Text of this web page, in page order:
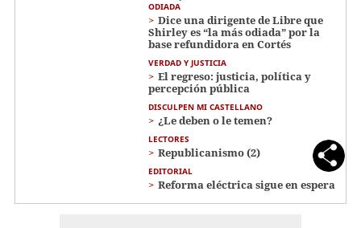
ODIADA
Dice una dirigente de Libre que
Shirley es “la más odiada” por la
base refundidora en Cortés
VERDAD Y JUSTICIA
El regreso: justicia, política y
percepción pública
DISCULPEN MI CASTELLANO
¿Le deben o le temen?
LECTORES
Republicanismo (2)
EDITORIAL
Reforma eléctrica sigue en espera